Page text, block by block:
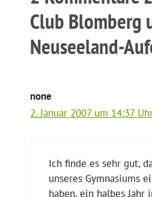
Club Blomberg
Neuseeland-
none
2. Januar 2007 um 14:37
Ich finde es sehr gut,
unseres Gymnasiums
haben, ein halbes Jahr